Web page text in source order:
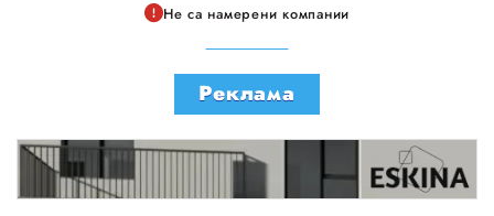
Не са намерени компании
Реклама